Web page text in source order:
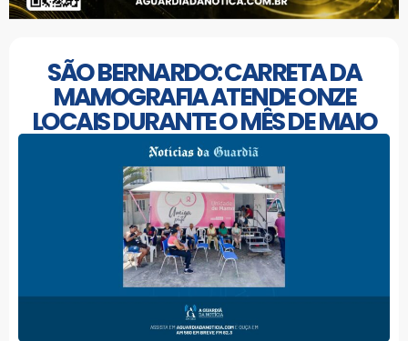
SÃO BERNARDO: CARRETA DA
MAMOGRAFIA ATENDE ONZE
LOCAIS DURANTE O MÊS DE MAIO